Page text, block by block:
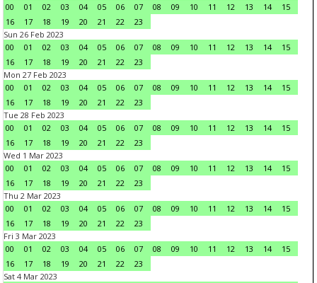
00
01 02 03 04 05 06 07 08 09 10 11 12 13 14
15
16
17 18 19 20 21 22
23
Sun 26 Feb 2023
00
01 02 03 04 05 06 07 08 09 10 11 12 13 14
15
16
17 18 19 20 21 22
23
Mon 27 Feb 2023
00
01 02 03 04 05 06 07 08 09 10 11 12 13 14
15
16
17 18 19 20 21 22
23
Tue 28 Feb 2023
00
01 02 03 04 05 06 07 08 09 10 11 12 13 14
15
16
17 18 19 20 21 22
23
Wed 1 Mar 2023
00
01 02 03 04 05 06 07 08 09 10 11 12 13 14
15
16
17 18 19 20 21 22
23
Thu 2 Mar 2023
00
01 02 03 04 05 06 07 08 09 10 11 12 13 14
15
16
17 18 19 20 21 22
23
Fri 3 Mar 2023
00
01 02 03 04 05 06 07 08 09 10 11 12 13 14
15
16
17 18 19 20 21 22
23
Sat 4 Mar 2023